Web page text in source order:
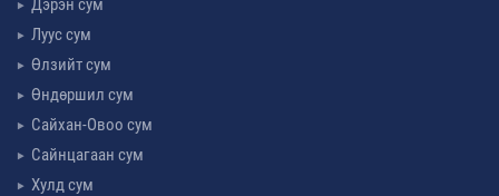
Дэрэн сум
Луус сум
Өлзийт сум
Өндөршил сум
Сайхан-Овоо сум
Сайнцагаан сум
Хулд сум